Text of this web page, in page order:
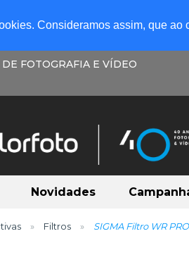
Consideramos assim, que
FOTOGRAFIA E VÍDEO
Novidades
Filtros SIGMA Filtro WR